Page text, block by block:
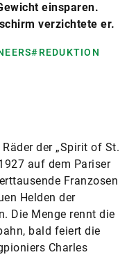
einsparen.
verzichtete er.
#REDUKTION
der „Spirit of St.
auf dem Pariser
Franzosen
Helden der
Die Menge rennt die
bald feiert die
Charles